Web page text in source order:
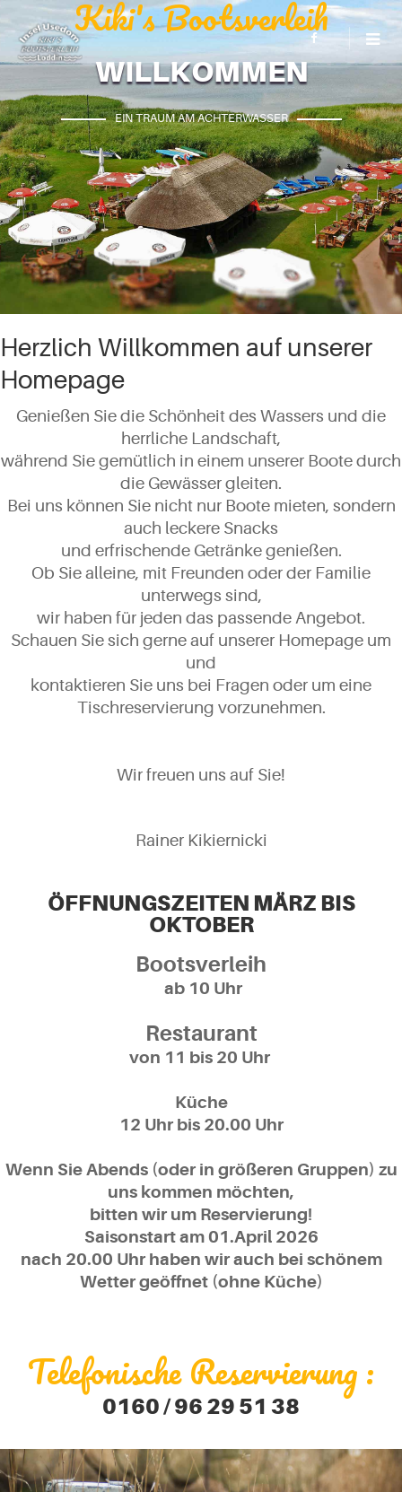
Kiki's Bootsverleih
WILLKOMMEN
EIN TRAUM AM ACHTERWASSER
Tradition
EIN PLATZ AUS EINER ANDEREN ZEIT
Livestyle
LEBEN
Sehnsucht
GROSSES KINO AM ACHTERWASSER
Freiheit
WERDEN SIE ZUM ABENTEURER
Herzlich Willkommen auf unserer
Homepage
Genießen Sie die Schönheit des Wassers und die
herrliche Landschaft,
während Sie gemütlich in einem unserer Boote durch
die Gewässer gleiten.
Bei uns können Sie nicht nur Boote mieten, sondern
auch leckere Snacks
und erfrischende Getränke genießen.
Ob Sie alleine, mit Freunden oder der Familie
unterwegs sind,
wir haben für jeden das passende Angebot.
Schauen Sie sich gerne auf unserer Homepage um
und
kontaktieren Sie uns bei Fragen oder um eine
Tischreservierung vorzunehmen.
Wir freuen uns auf Sie!
Rainer Kikiernicki
ÖFFNUNGSZEITEN MÄRZ BIS
OKTOBER
Bootsverleih
ab 10 Uhr
Restaurant
von 11 bis 20 Uhr
Küche
12 Uhr bis 20.00 Uhr
Wenn Sie Abends (oder in größeren Gruppen) zu
uns kommen möchten,
bitten wir um Reservierung!
Saisonstart am 01.April 2026
nach 20.00 Uhr haben wir auch bei schönem
Wetter geöffnet (ohne Küche)
Telefonische Reservierung :
0160 / 96 29 51 38